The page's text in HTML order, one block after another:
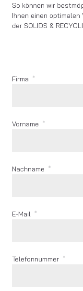
So können wir
Ihnen einen
der SOLIDS &
Firma
Vorname
Nachname
E-Mail
Telefonnummer